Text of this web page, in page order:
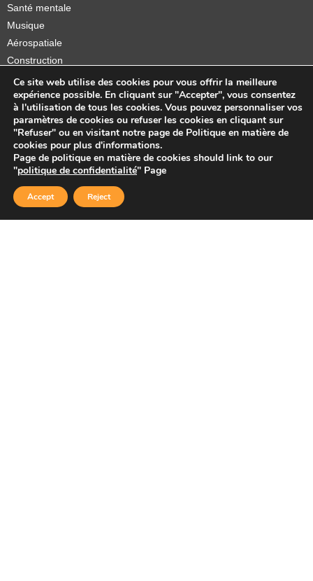
Santé mentale
Musique
Aérospatiale
Construction
Orthèses et prothèses
Startups
Copyright © 2026 Sidekick Interactive Inc.
Ce site web utilise des cookies pour vous offrir la meilleure
expérience possible. En cliquant sur "Accepter", vous consentez
à l'utilisation de tous les cookies. Vous pouvez personnaliser vos
paramètres de cookies ou refuser les cookies en cliquant sur
"Refuser" ou en visitant notre page de Politique en matière de
cookies pour plus d'informations.
Page de politique en matière de cookies should link to our
"politique de confidentialité" Page
Accept Reject